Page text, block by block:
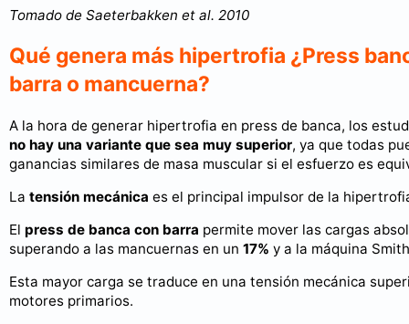
Tomado de Saeterbakken et al. 2010
Qué genera más hipertrofia ¿Press
barra o mancuerna?
A la hora de generar hipertrofia en press de banca, los
no hay una variante que sea muy superior, ya que todas
ganancias similares de masa muscular si el esfuerzo es
La tensión mecánica es el principal impulsor de la
El press de banca con barra permite mover las cargas
superando a las mancuernas en un 17% y a la máquina
Esta mayor carga se traduce en una tensión mecánica
motores primarios.